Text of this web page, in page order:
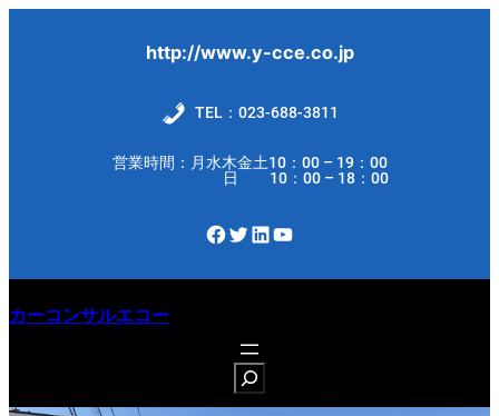
http://www.y-cce.co.jp
TEL：023-688-3811
営業時間：月水木金土10：00 – 19：00
日 10：00 – 18：00
Facebook Twitter LinkedIn YouTube
カーコンサルエコー
e